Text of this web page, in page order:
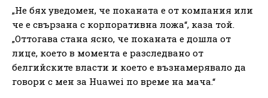
„Не бях уведомен, че поканата е от компания или
че е свързана с корпоративна ложа“, каза той.
„Оттогава стана ясно, че поканата е дошла от
лице, което в момента е разследвано от
белгийските власти и което е възнамерявало да
говори с мен за Huawei по време на мача.“